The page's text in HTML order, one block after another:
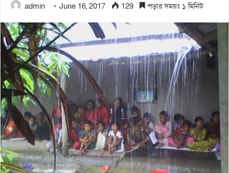
admin June 16, 2017 129 পড়ার সময়ঃ ১ মিনিট